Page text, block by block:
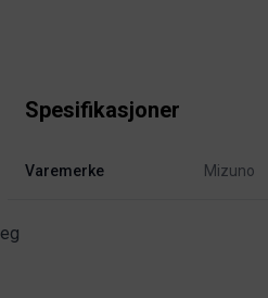
Spesifikasjoner
Varemerke Mizuno